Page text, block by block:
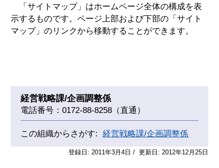
「サイトマップ」はホームページ全体の構成を表
示するものです。ページ上部および下部の「サイト
マップ」のリンクから移動することができます。
経営戦略課/企画調整係
電話番号：0172-88-8258（直通）
この組織からさがす:経営戦略課/企画調整係
登録日: 2011年3月4日 / 更新日: 2012年12月25日